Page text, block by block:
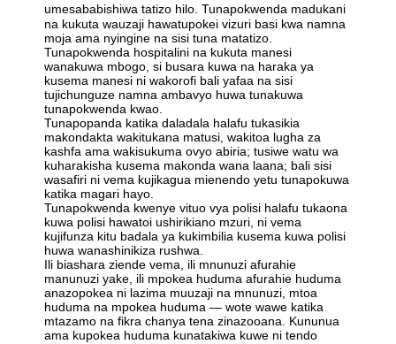
umesababishiwa tatizo hilo. Tunapokwenda madukani
na kukuta wauzaji hawatupokei vizuri basi kwa namna
moja ama nyingine na sisi tuna matatizo.
Tunapokwenda hospitalini na kukuta manesi
wanakuwa mbogo, si busara kuwa na haraka ya
kusema manesi ni wakorofi bali yafaa na sisi
tujichunguze namna ambavyo huwa tunakuwa
tunapokwenda kwao.
Tunapopanda katika daladala halafu tukasikia
makondakta wakitukana matusi, wakitoa lugha za
kashfa ama wakisukuma ovyo abiria; tusiwe watu wa
kuharakisha kusema makonda wana laana; bali sisi
wasafiri ni vema kujikagua mienendo yetu tunapokuwa
katika magari hayo.
Tunapokwenda kwenye vituo vya polisi halafu tukaona
kuwa polisi hawatoi ushirikiano mzuri, ni vema
kujifunza kitu badala ya kukimbilia kusema kuwa polisi
huwa wanashinikiza rushwa.
Ili biashara ziende vema, ili mnunuzi afurahie
manunuzi yake, ili mpokea huduma afurahie huduma
anazopokea ni lazima muuzaji na mnunuzi, mtoa
huduma na mpokea huduma — wote wawe katika
mtazamo na fikra chanya tena zinazooana. Kununua
ama kupokea huduma kunatakiwa kuwe ni tendo